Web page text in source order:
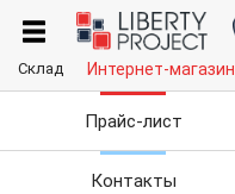
Склад Интернет-магазин
Прайс-лист
Контакты